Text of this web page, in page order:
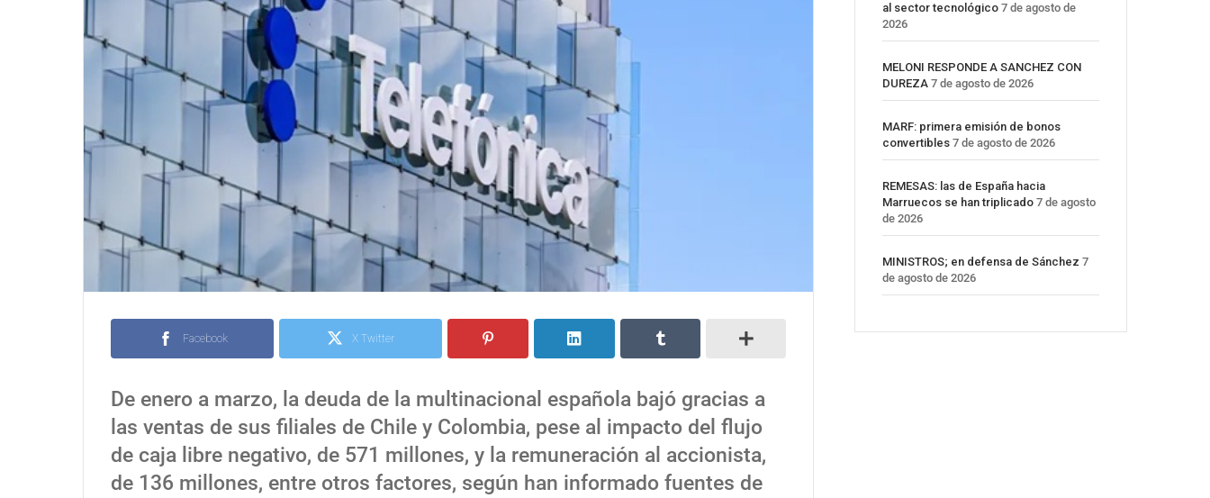
Facebook X Twitter
De enero a marzo, la deuda de la multinacional española bajó gracias a
las ventas de sus filiales de Chile y Colombia, pese al impacto del flujo
de caja libre negativo, de 571 millones, y la remuneración al accionista,
de 136 millones, entre otros factores, según han informado fuentes de
al sector tecnológico 7 de agosto de
2026
MELONI RESPONDE A SANCHEZ CON
DUREZA 7 de agosto de 2026
MARF: primera emisión de bonos
convertibles 7 de agosto de 2026
REMESAS: las de España hacia
Marruecos se han triplicado 7 de agosto
de 2026
MINISTROS; en defensa de Sánchez 7
de agosto de 2026